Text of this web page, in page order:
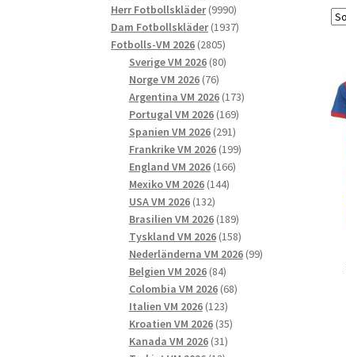
produkter
Herr Fotbollskläder 99909990
produkter
Dam Fotbollskläder 19371937
Fotbolls-VM 2026 28052805
produkter
Sverige VM 2026 8080
Norge VM 2026 7676
produkter
Argentina VM 2026 173173
Portugal VM 2026 169169
produkter
Spanien VM 2026 291291
produkter
Frankrike VM 2026 199199
England VM 2026 166166
Mexiko VM 2026 144144
USA VM 2026 132132
produkter
Brasilien VM 2026 189189
produkter
Tyskland VM 2026 158158
produkter
Nederländerna VM 2026 9999
Belgien VM 2026 8484
produkter
Colombia VM 2026 6868
Italien VM 2026 123123
produkter
Kroatien VM 2026 3535
Kanada VM 2026 3131